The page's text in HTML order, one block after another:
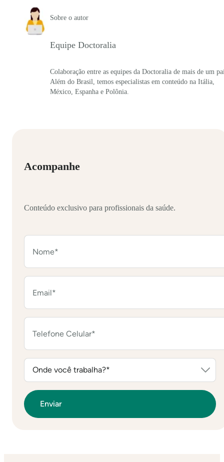
Sobre o autor
Equipe Doctoralia
Colaboração entre as equipes da Doctoralia de mais de um
Além do Brasil, temos especialistas em conteúdo na Itália,
México, Espanha e Polônia.
Acompanhe
Conteúdo exclusivo para profissionais da saúde.